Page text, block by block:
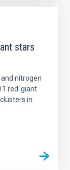
stars
nitrogen
red-giant
in